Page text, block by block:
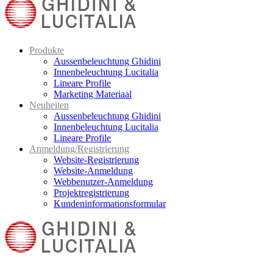
Produkte
Aussenbeleuchtung Ghidini
Innenbeleuchtung Lucitalia
Lineare Profile
Marketing Materiaal
Neuheiten
Aussenbeleuchtung Ghidini
Innenbeleuchtung Lucitalia
Lineare Profile
Anmeldung/Registrierung
Website-Registrierung
Website-Anmeldung
Webbenutzer-Anmeldung
Projektregistrierung
Kundeninformationsformular